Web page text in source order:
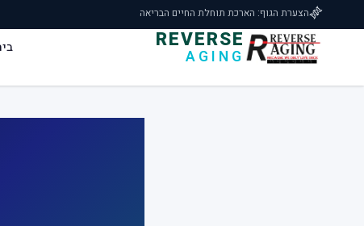
🧬הצערת הגוף: הארכת תוחלת החיים הבריאה
REVERSE
AGING